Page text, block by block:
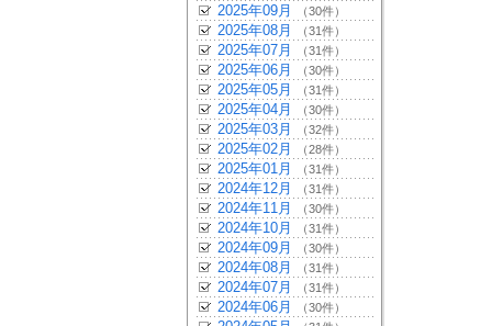
2025年09月 （30件）
2025年08月 （31件）
2025年07月 （31件）
2025年06月 （30件）
2025年05月 （31件）
2025年04月 （30件）
2025年03月 （32件）
2025年02月 （28件）
2025年01月 （31件）
2024年12月 （31件）
2024年11月 （30件）
2024年10月 （31件）
2024年09月 （30件）
2024年08月 （31件）
2024年07月 （31件）
2024年06月 （30件）